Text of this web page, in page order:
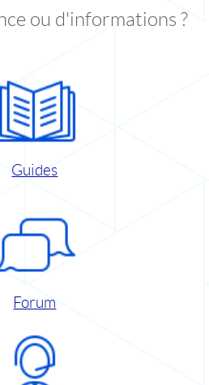
ou d'informations ?
Guides
Forum